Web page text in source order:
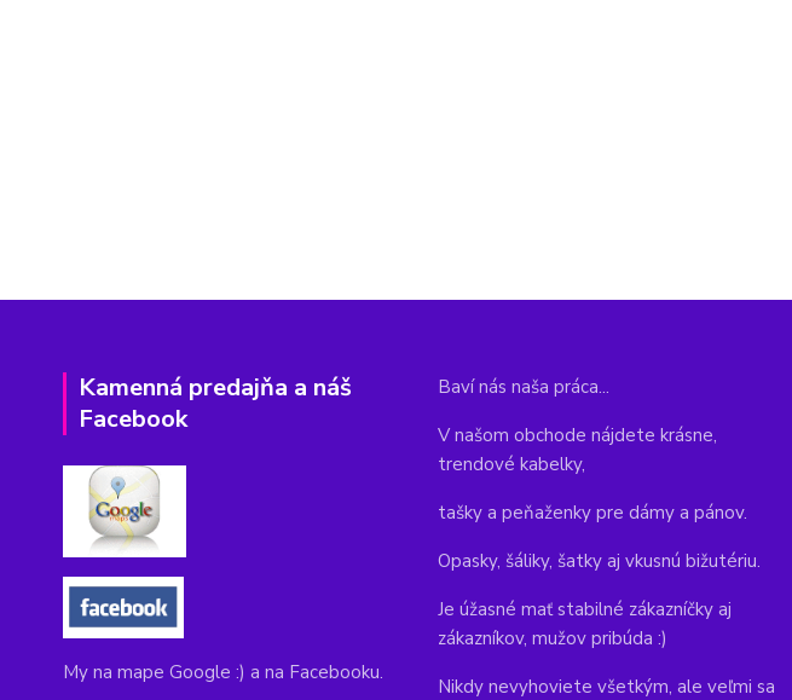
Kamenná predajňa a náš
Facebook
My na mape Google :) a na Facebooku.
Baví nás naša práca...
V našom obchode nájdete krásne,
trendové kabelky,
tašky a peňaženky pre dámy a pánov.
Opasky, šáliky, šatky aj vkusnú bižutériu.
Je úžasné mať stabilné zákazníčky aj
zákazníkov, mužov pribúda :)
Nikdy nevyhoviete všetkým, ale veľmi sa